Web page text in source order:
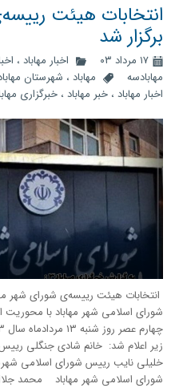
انتخابات هیئت
برگزار شد
۱۷ مرداد ۰۳ اخبار مهاباد ،
مهابادسه
مهاباد ، شهرستان
اخبار مهاباد ، خبر مهاباد ، خبرگزاری
انتخابات هیئت رییسەی شورای شهر
شورای اسلامی شهر مهاباد با
زیر اعلام شد: خانم شادی جنگلی
خلیلی نایب رییس شورای اسلامی
شورای اسلامی شهر مهاباد محمد